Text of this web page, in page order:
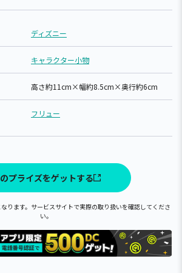
ディズニー
キャラクター小物
高さ約11cm×幅約8.5cm×奥行約6cm
フリュー
プライズをゲットする
ります。サービスサイトで実際の取り扱いを確認してくださ
い。